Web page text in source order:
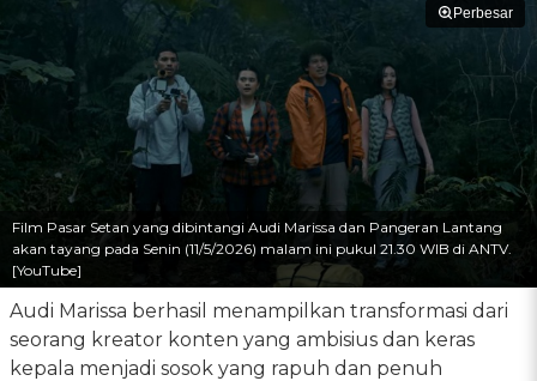
Perbesar
Film Pasar Setan yang dibintangi Audi Marissa dan Pangeran Lantang
akan tayang pada Senin (11/5/2026) malam ini pukul 21.30 WIB di ANTV.
[YouTube]
Audi Marissa berhasil menampilkan transformasi dari
seorang kreator konten yang ambisius dan keras
kepala menjadi sosok yang rapuh dan penuh